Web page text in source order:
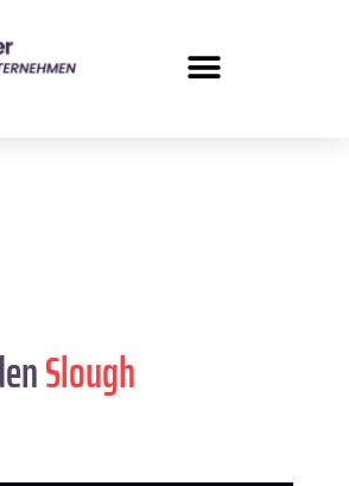
Slough